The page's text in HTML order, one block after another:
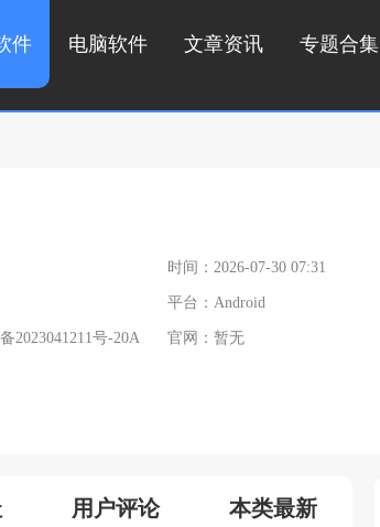
件 电脑软件 文章资讯 专题合集
时间：2026-07-30 07:31
平台：Android
2023041211号-20A 官网：暂无
用户评论 本类最新